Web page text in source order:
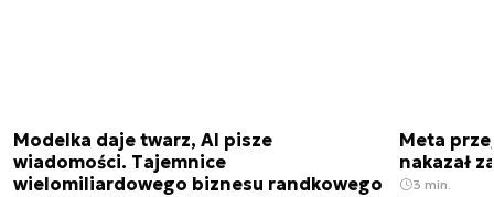
Modelka daje twarz, AI pisze
wiadomości. Tajemnice
wielomiliardowego biznesu randkowego
Meta
nakazał
3 min.